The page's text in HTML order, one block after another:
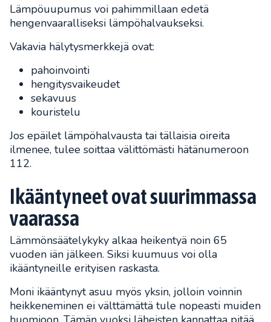
Lämpöuupumus voi pahimmillaan edetä
hengenvaaralliseksi lämpöhalvaukseksi.
Vakavia hälytysmerkkejä ovat:
pahoinvointi
hengitysvaikeudet
sekavuus
kouristelu
Jos epäilet lämpöhalvausta tai tällaisia oireita
ilmenee, tulee soittaa välittömästi hätänumeroon
112.
Ikääntyneet ovat suurimmassa
vaarassa
Lämmönsäätelykyky alkaa heikentyä noin 65
vuoden iän jälkeen. Siksi kuumuus voi olla
ikääntyneille erityisen raskasta.
Moni ikääntynyt asuu myös yksin, jolloin voinnin
heikkeneminen ei välttämättä tule nopeasti muiden